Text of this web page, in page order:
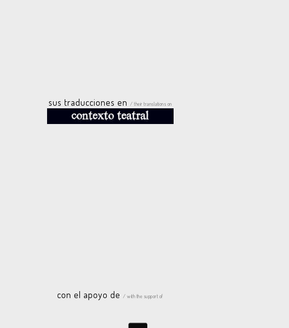
sus traducciones en/ their translations on
con el apoyo de/ with the support of